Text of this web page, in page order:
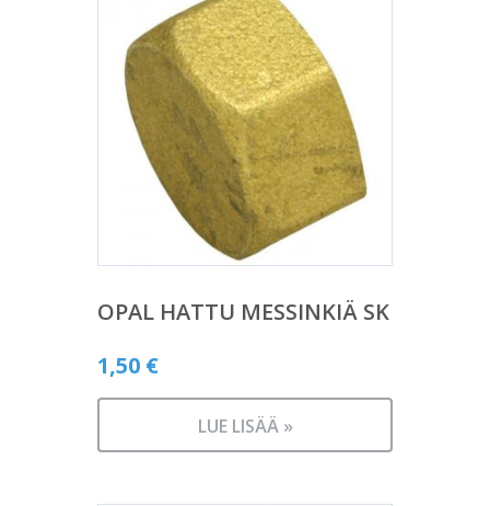
OPAL HATTU MESSINKIÄ SK
1,50 €
LUE LISÄÄ »